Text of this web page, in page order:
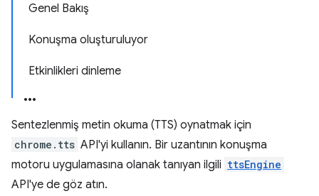
Genel Bakış
Konuşma oluşturuluyor
Etkinlikleri dinleme
Sentezlenmiş metin okuma (TTS) oynatmak için
chrome.tts API'yi kullanın. Bir uzantının konuşma
motoru uygulamasına olanak tanıyan ilgili ttsEngine
API'ye de göz atın.